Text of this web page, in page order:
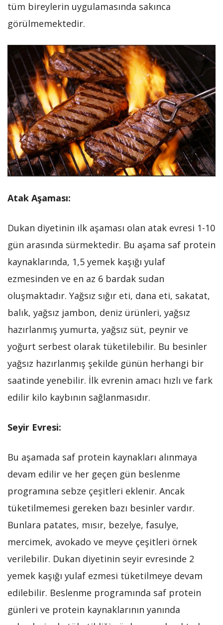
tüm bireylerin uygulamasında sakınca
görülmemektedir.
Atak Aşaması:
Dukan diyetinin ilk aşaması olan atak evresi 1-10
gün arasında sürmektedir. Bu aşama saf protein
kaynaklarında, 1,5 yemek kaşığı yulaf
ezmesinden ve en az 6 bardak sudan
oluşmaktadır. Yağsız sığır eti, dana eti, sakatat,
balık, yağsız jambon, deniz ürünleri, yağsız
hazırlanmış yumurta, yağsız süt, peynir ve
yoğurt serbest olarak tüketilebilir. Bu besinler
yağsız hazırlanmış şekilde günün herhangi bir
saatinde yenebilir. İlk evrenin amacı hızlı ve fark
edilir kilo kaybının sağlanmasıdır.
Seyir Evresi:
Bu aşamada saf protein kaynakları alınmaya
devam edilir ve her geçen gün beslenme
programına sebze çeşitleri eklenir. Ancak
tüketilmemesi gereken bazı besinler vardır.
Bunlara patates, mısır, bezelye, fasulye,
mercimek, avokado ve meyve çeşitleri örnek
verilebilir. Dukan diyetinin seyir evresinde 2
yemek kaşığı yulaf ezmesi tüketilmeye devam
edilebilir. Beslenme programında saf protein
günleri ve protein kaynaklarının yanında